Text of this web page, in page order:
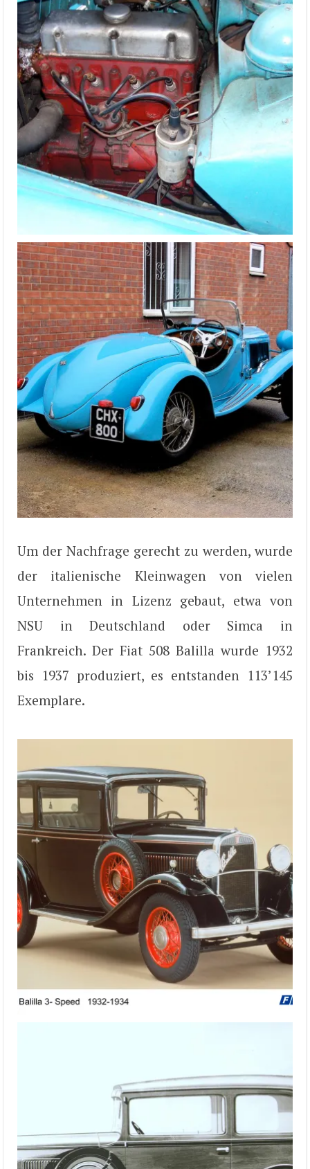
Um der Nachfrage gerecht zu werden, wurde
der italienische Kleinwagen von vielen
Unternehmen in Lizenz gebaut, etwa von
NSU in Deutschland oder Simca in
Frankreich. Der Fiat 508 Balilla wurde 1932
bis 1937 produziert, es entstanden 113’145
Exemplare.